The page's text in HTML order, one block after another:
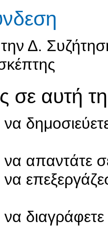
Δ.
σε αυτή
να
να απαντάτε
να
να διαγράφετε